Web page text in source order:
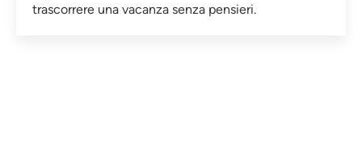
trascorrere una vacanza senza pensieri.